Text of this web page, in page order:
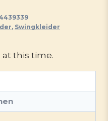
, Swingkleider
at this time.